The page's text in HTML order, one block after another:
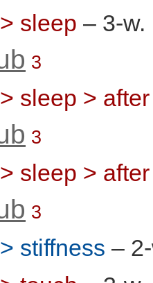
sleep – 3-
3
sleep > after
3
sleep >
3
stiffness –